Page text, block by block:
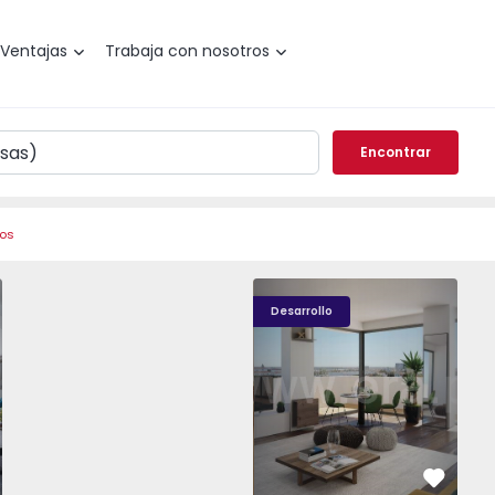
Ventajas Trabaja con nosotros
Encontrar
Aliados - 1574582 - 18
T2 Porto, Aliados - 1574582 - 4
Apartamento T2 Porto, Aliados - 1574582 - 1
Apartamento T2 Porto, Aliados - 1574582 - 2
Apartamento T2 Porto, Aliados -
Apartamento T2 Porto,
Desarrollo
Favorito